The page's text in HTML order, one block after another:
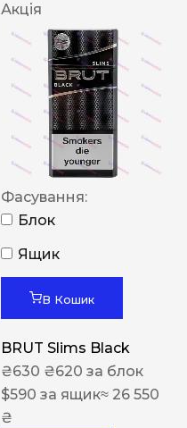
Акція
Фасування:
Блок
Ящик
В Кошик
BRUT Slims Black
₴630 ₴620 за блок
$590 за ящик≈ 26 550
₴